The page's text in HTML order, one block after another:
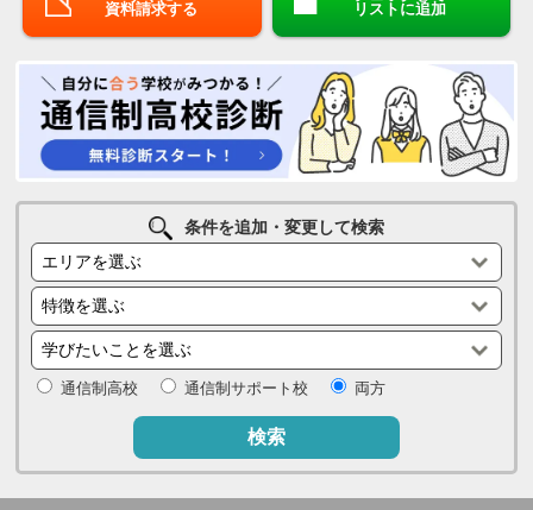
資料請求する
リストに追加
条件を追加・変更して検索
通信制高校 通信制サポート校 両方
検索